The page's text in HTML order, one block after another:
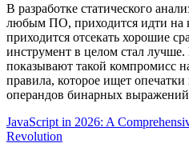
В разработке статического
любым ПО, приходится идти на
приходится отсекать хорошие
инструмент в целом стал лучше.
показывают такой компромисс
правила, которое ищет
операндов бинарных
JavaScript in 2026: A
Revolution